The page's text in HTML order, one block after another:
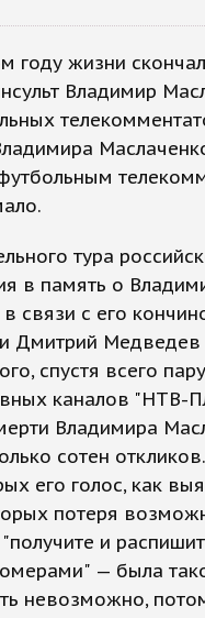
году жизни
Владимир
тура
в память о
связи с его
Дмитрий
спустя всего
каналов "НТВ-
Владимира
сотен
его голос, как
потеря
и
— была
невозможно,